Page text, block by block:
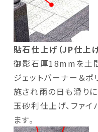
貼石仕上げ（JP仕上げ
御影石厚18mmを土
ジェットバーナー＆
施され雨の日も滑り
玉砂利仕上げ、ファ
ます。